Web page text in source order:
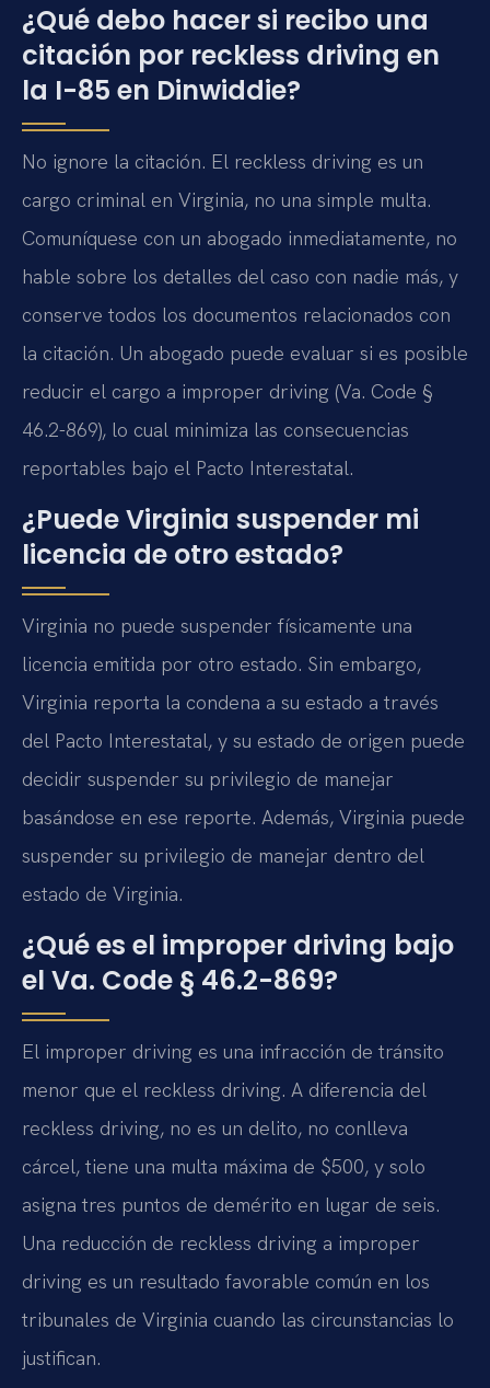
¿Qué debo hacer si recibo una
citación por reckless driving en
la I-85 en Dinwiddie?
No ignore la citación. El reckless driving es un
cargo criminal en Virginia, no una simple multa.
Comuníquese con un abogado inmediatamente, no
hable sobre los detalles del caso con nadie más, y
conserve todos los documentos relacionados con
la citación. Un abogado puede evaluar si es posible
reducir el cargo a improper driving (Va. Code §
46.2-869), lo cual minimiza las consecuencias
reportables bajo el Pacto Interestatal.
¿Puede Virginia suspender mi
licencia de otro estado?
Virginia no puede suspender físicamente una
licencia emitida por otro estado. Sin embargo,
Virginia reporta la condena a su estado a través
del Pacto Interestatal, y su estado de origen puede
decidir suspender su privilegio de manejar
basándose en ese reporte. Además, Virginia puede
suspender su privilegio de manejar dentro del
estado de Virginia.
¿Qué es el improper driving bajo
el Va. Code § 46.2-869?
El improper driving es una infracción de tránsito
menor que el reckless driving. A diferencia del
reckless driving, no es un delito, no conlleva
cárcel, tiene una multa máxima de $500, y solo
asigna tres puntos de demérito en lugar de seis.
Una reducción de reckless driving a improper
driving es un resultado favorable común en los
tribunales de Virginia cuando las circunstancias lo
justifican.